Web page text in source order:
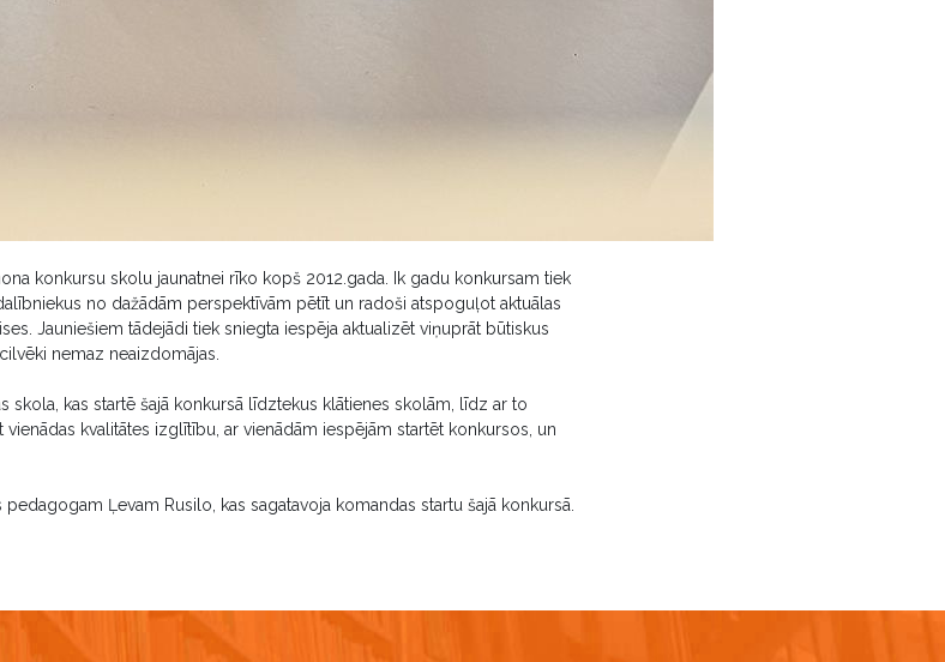
konkursu skolu jaunatnei rīko kopš 2012.gada. Ik gadu konkursam tiek
no dažādām perspektīvām pētīt un radoši atspoguļot aktuālas
Jauniešiem tādejādi tiek sniegta iespēja aktualizēt viņuprāt būtiskus
nemaz neaizdomājas.
skola, kas startē šajā konkursā līdztekus klātienes skolām, līdz ar to
vienādas kvalitātes izglītību, ar vienādām iespējām startēt konkursos, un
Ļevam Rusilo, kas sagatavoja komandas startu šajā konkursā.